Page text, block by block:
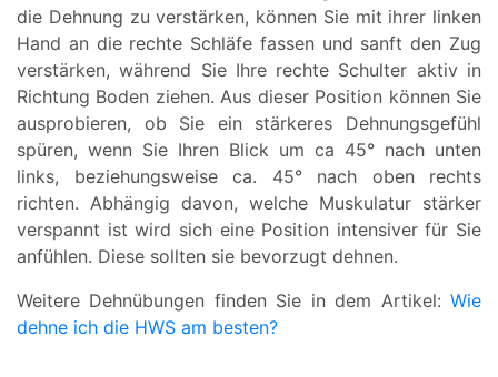
die Dehnung zu verstärken, können Sie mit ihrer linken
Hand an die rechte Schläfe fassen und sanft den Zug
verstärken, während Sie Ihre rechte Schulter aktiv in
Richtung Boden ziehen. Aus dieser Position können Sie
ausprobieren, ob Sie ein stärkeres Dehnungsgefühl
spüren, wenn Sie Ihren Blick um ca 45° nach unten
links, beziehungsweise ca. 45° nach oben rechts
richten. Abhängig davon, welche Muskulatur stärker
verspannt ist wird sich eine Position intensiver für Sie
anfühlen. Diese sollten sie bevorzugt dehnen.
Weitere Dehnübungen finden Sie in dem Artikel: Wie
dehne ich die HWS am besten?